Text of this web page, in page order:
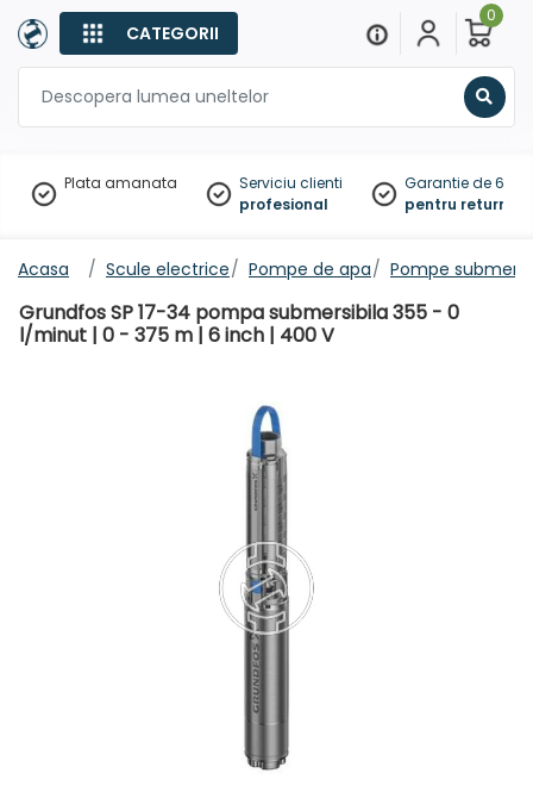
CATEGORII
0
Plata amanata
Serviciu clienti
profesional
Garantie de 60
pentru
Acasa Scule electrice Pompe de apa Pompe
Grundfos SP 17-34 pompa submersibila 355 - 0
l/minut | 0 - 375 m | 6 inch | 400 V